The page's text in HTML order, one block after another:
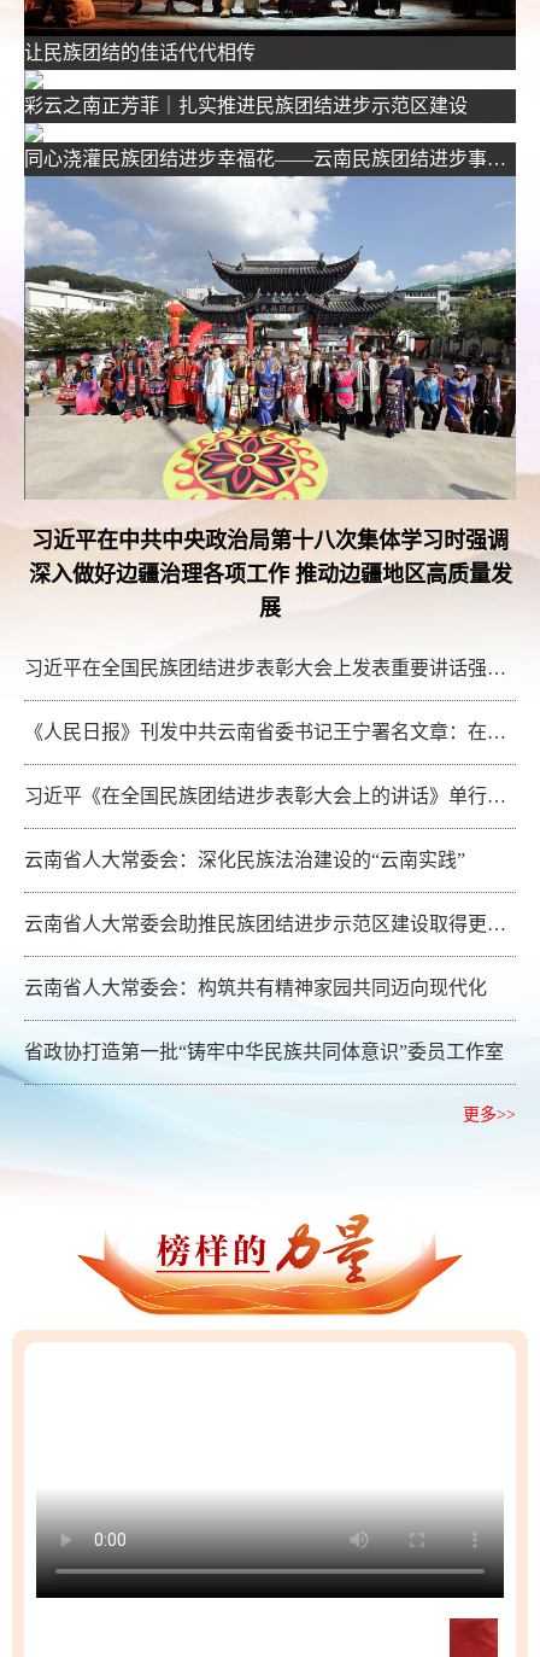
让民族团结的佳话代代相传
彩云之南正芳菲｜扎实推进民族团结进步示范区建设
同心浇灌民族团结进步幸福花——云南民族团结进步事业繁荣发展综述
习近平在中共中央政治局第十八次集体学习时强调
深入做好边疆治理各项工作 推动边疆地区高质量发
展
习近平在全国民族团结进步表彰大会上发表重要讲话强调 推进中华民族共同体建设 巩固发展中华民族大团结
《人民日报》刊发中共云南省委书记王宁署名文章：在推进中华民族共同体建设中作示范
习近平《在全国民族团结进步表彰大会上的讲话》单行本5种民族文字版出版
云南省人大常委会：深化民族法治建设的“云南实践”
云南省人大常委会助推民族团结进步示范区建设取得更大成绩
云南省人大常委会：构筑共有精神家园共同迈向现代化
省政协打造第一批“铸牢中华民族共同体意识”委员工作室
更多>>